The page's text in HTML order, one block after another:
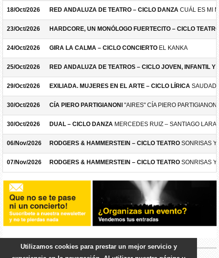
18/Oct/2026 RED ANDALUZA DE TEATRO – CICLO DANZA CUÁL ES MI
23/Oct/2026 HARDCORE, UN MONÓLOGO FUERTECITO – CICLO
24/Oct/2026 GIRA LA CALMA – CICLO CONCIERTO EL KANKA
25/Oct/2026 RED ANDALUZA DE TEATROS – CICLO JOVEN, INFANTIL Y
29/Oct/2026 EXILIADA. MUJERES EN EL ARTE – CICLO LÍRICA
30/Oct/2026 CÍA PIERO PARTIGIANONI "AIRES" CÍA PIERO PARTIGIANONI
30/Oct/2026 DUAL – CICLO DANZA MERCEDES RUIZ – SANTIAGO LARA
06/Nov/2026 RODGERS & HAMMERSTEIN – CICLO TEATRO SONRISAS Y
07/Nov/2026 RODGERS & HAMMERSTEIN – CICLO TEATRO SONRISAS Y
Utilizamos cookies para prestar un mejor servicio y